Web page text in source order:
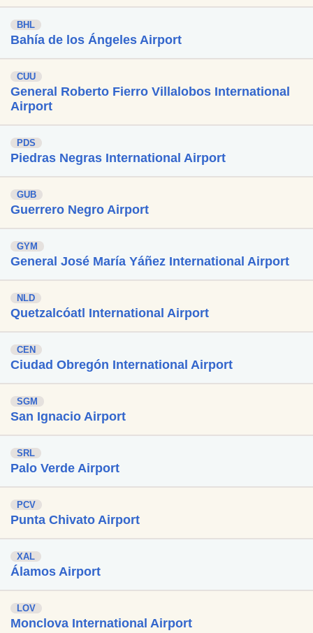
BHL
Bahía de los Ángeles Airport
CUU
General Roberto Fierro Villalobos International
Airport
PDS
Piedras Negras International Airport
GUB
Guerrero Negro Airport
GYM
General José María Yáñez International Airport
NLD
Quetzalcóatl International Airport
CEN
Ciudad Obregón International Airport
SGM
San Ignacio Airport
SRL
Palo Verde Airport
PCV
Punta Chivato Airport
XAL
Álamos Airport
LOV
Monclova International Airport